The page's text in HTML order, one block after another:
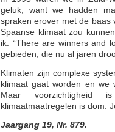
geluk, want we hadden
spraken erover met de baas
Spaanse klimaat zou
ik: “There are winners and
gebieden, die nu al jaren
Klimaten zijn complexe
klimaat gaat worden en we
Maar voorzichtigheid
klimaatmaatregelen is dom.
Jaargang 19, Nr. 879.